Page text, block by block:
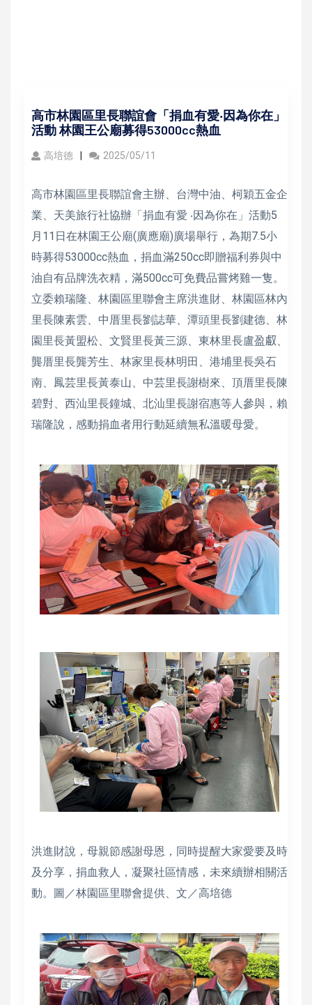
高市林園區里長聯誼會「捐血有愛‧因為你在」
活動 林園王公廟募得53000cc熱血
高培德 2025/05/11
高市林園區里長聯誼會主辦、台灣中油、柯穎五金企
業、天美旅行社協辦「捐血有愛 ‧因為你在」活動5
月11日在林園王公廟(廣應廟)廣場舉行，為期7.5小
時募得53000cc熱血，捐血滿250cc即贈福利券與中
油自有品牌洗衣精，滿500cc可免費品嘗烤雞一隻。
立委賴瑞隆、林園區里聯會主席洪進財、林園區林內
里長陳素雲、中厝里長劉誌華、潭頭里長劉建德、林
園里長黃盟松、文賢里長黃三源、東林里長盧盈𠮏、
龔厝里長龔芳生、林家里長林明田、港埔里長吳石
南、鳳芸里長黃泰山、中芸里長謝樹來、頂厝里長陳
碧對、西汕里長鐘城、北汕里長謝宿惠等人參與，賴
瑞隆說，感動捐血者用行動延續無私溫暖母愛。
洪進財說，母親節感謝母恩，同時提醒大家愛要及時
及分享，捐血救人，凝聚社區情感，未來續辦相關活
動。圖／林園區里聯會提供、文／高培德